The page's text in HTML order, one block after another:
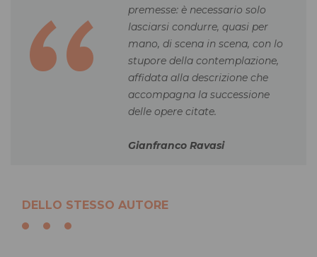
premesse: è necessario solo
lasciarsi condurre, quasi per
mano, di scena in scena, con lo
stupore della contemplazione,
affidata alla descrizione che
accompagna la successione
delle opere citate.
Gianfranco Ravasi
DELLO STESSO AUTORE